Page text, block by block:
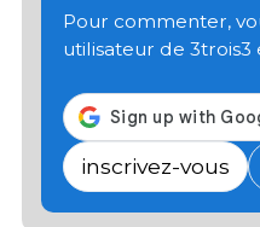
Pour commenter,
utilisateur de
inscrivez-vous